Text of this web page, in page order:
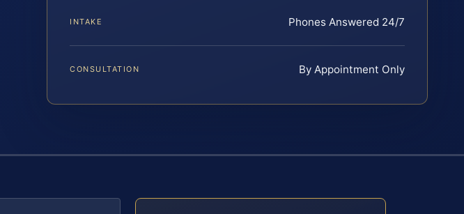
INTAKE Phones Answered 24/7
CONSULTATION By Appointment Only